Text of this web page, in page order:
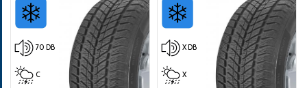
70 DB
C
X DB
X